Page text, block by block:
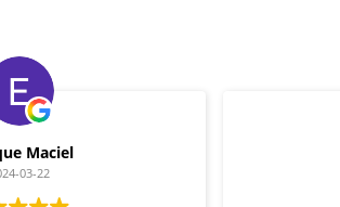
Maciel
03-22